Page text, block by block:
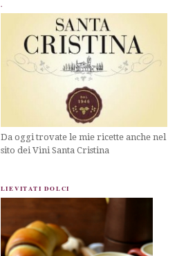
.
Da oggi trovate le mie ricette anche nel
sito dei Vini Santa Cristina
LIEVITATI DOLCI